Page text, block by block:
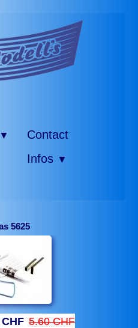
▼
Contact
Infos ▼
5625
5.60 CHF